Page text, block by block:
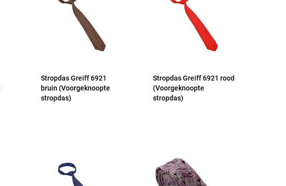
Stropdas Greiff 6921
bruin (Voorgeknoopte
stropdas)
Stropdas Greiff 6921 rood
(Voorgeknoopte
stropdas)